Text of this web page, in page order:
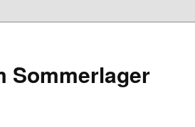
Sommerlager